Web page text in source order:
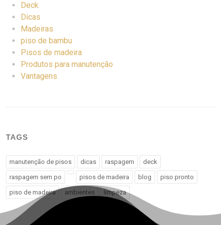
Deck
Dicas
Madeiras
piso de bambu
Pisos de madeira
Produtos para manutenção
Vantagens
TAGS
manutenção de pisos dicas raspagem deck
raspagem sem po pisos de madeira blog piso pronto
piso de madeira ambientes limpeza